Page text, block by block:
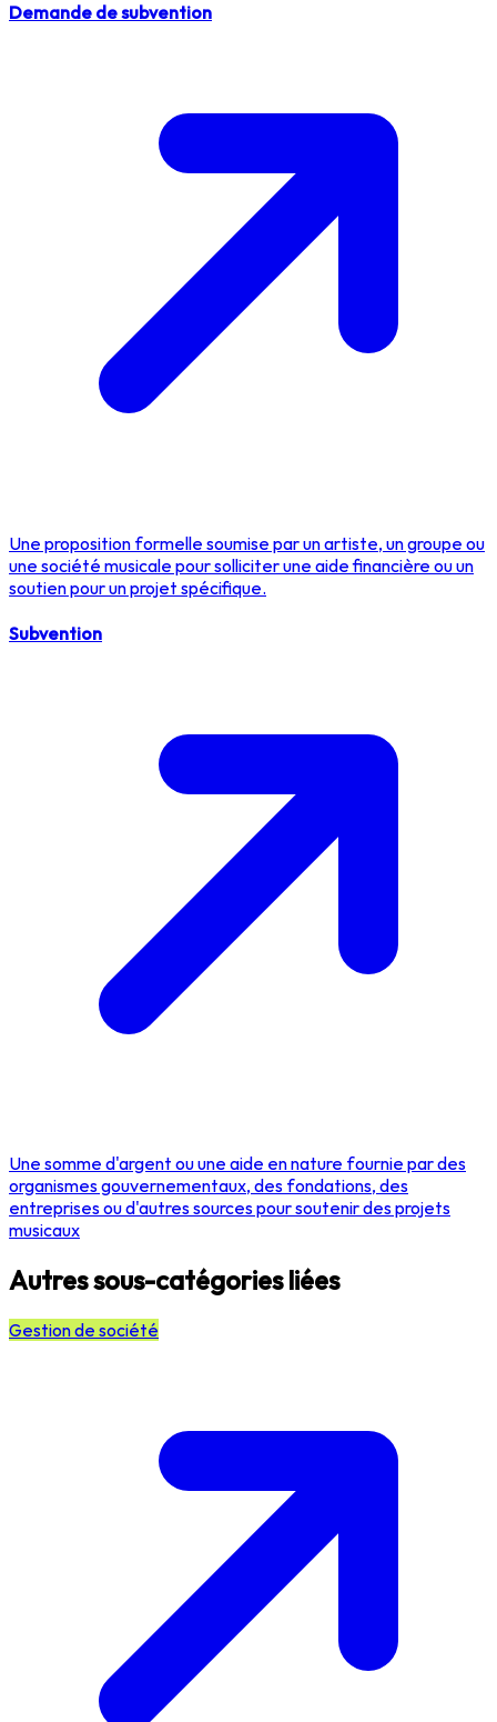
Demande de subvention
Une proposition formelle soumise par un artiste, un groupe ou
une société musicale pour solliciter une aide financière ou un
soutien pour un projet spécifique.
Subvention
Une somme d'argent ou une aide en nature fournie par des
organismes gouvernementaux, des fondations, des
entreprises ou d'autres sources pour soutenir des projets
musicaux
Autres sous-catégories liées
Gestion de société